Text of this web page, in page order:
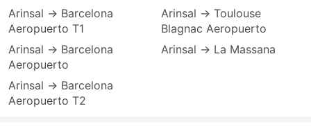
Arinsal → Barcelona
Aeropuerto T1
Arinsal → Barcelona
Aeropuerto
Arinsal → Barcelona
Aeropuerto T2
Arinsal → Toulouse
Blagnac Aeropuerto
Arinsal → La Massana